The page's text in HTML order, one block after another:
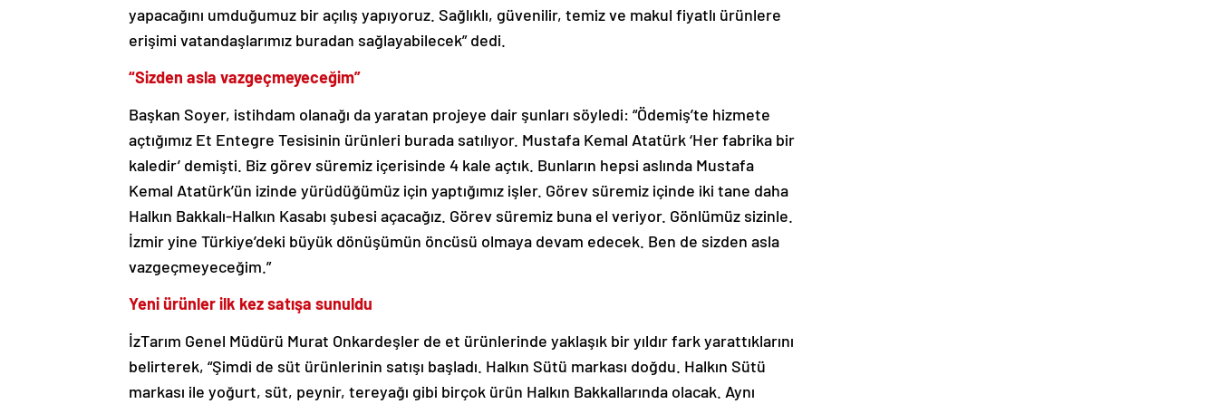
yapacağını umduğumuz bir açılış yapıyoruz. Sağlıklı, güvenilir, temiz ve makul fiyatlı ürünlere
erişimi vatandaşlarımız buradan sağlayabilecek” dedi.
“Sizden asla vazgeçmeyeceğim”
Başkan Soyer, istihdam olanağı da yaratan projeye dair şunları söyledi: “Ödemiş’te hizmete
açtığımız Et Entegre Tesisinin ürünleri burada satılıyor. Mustafa Kemal Atatürk ‘Her fabrika bir
kaledir’ demişti. Biz görev süremiz içerisinde 4 kale açtık. Bunların hepsi aslında Mustafa
Kemal Atatürk’ün izinde yürüdüğümüz için yaptığımız işler. Görev süremiz içinde iki tane daha
Halkın Bakkalı-Halkın Kasabı şubesi açacağız. Görev süremiz buna el veriyor. Gönlümüz sizinle.
İzmir yine Türkiye’deki büyük dönüşümün öncüsü olmaya devam edecek. Ben de sizden asla
vazgeçmeyeceğim.”
Yeni ürünler ilk kez satışa sunuldu
İzTarım Genel Müdürü Murat Onkardeşler de et ürünlerinde yaklaşık bir yıldır fark yarattıklarını
belirterek, “Şimdi de süt ürünlerinin satışı başladı. Halkın Sütü markası doğdu. Halkın Sütü
markası ile yoğurt, süt, peynir, tereyağı gibi birçok ürün Halkın Bakkallarında olacak. Aynı